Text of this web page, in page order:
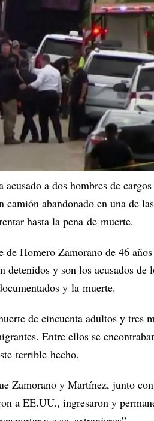
a dos hombres de
abandonado en una de
hasta la pena de muerte.
de Homero Zamorano de 46
detenidos y son los acusados de
y la muerte.
de cincuenta adultos y tres
Entre ellos se
terrible hecho.
Zamorano y Martínez, junto
a EE.UU., ingresaron y